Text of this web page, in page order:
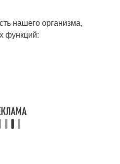
нашего организма,
функций: